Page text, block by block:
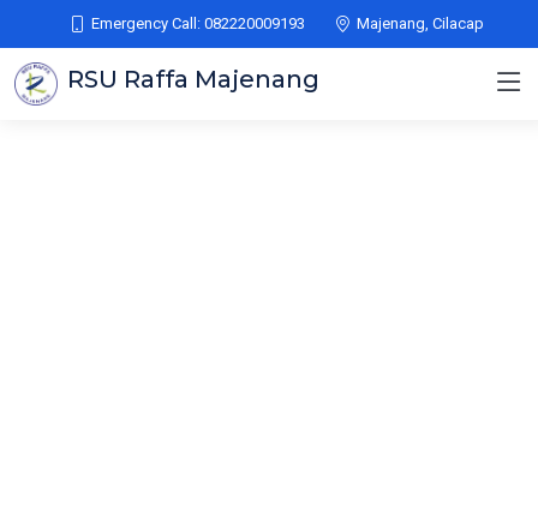
Emergency Call: 082220009193 Majenang, Cilacap
RSU Raffa Majenang